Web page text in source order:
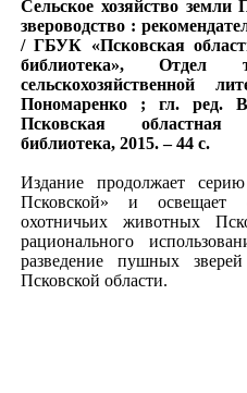
Сельское хозяйство
звероводство :
/ ГБУК «Псковская
библиотека», Отдел
Пономаренко ; гл. ред.
Псковская областная
библиотека, 2015. – 44 с.
Издание продолжает
Псковской» и освещает
охотничьих животных
рационального
разведение пушных
Псковской области.